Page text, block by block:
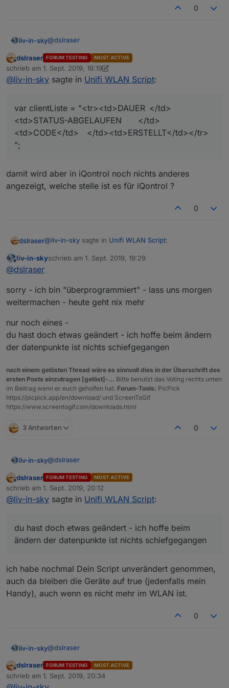
0
liv-in-sky@dslraser
zu ändern - habe es auch übenrommen - zeile
ungefähr 312- in der getVoucher() funktion - das hier
einfügen
Offline
dslraser FORUM TESTING MOST ACTIVE
schrieb am 1. Sept. 2019, 19:19
zuletzt editiert von dslraser9. Jan. 2019, 21:20
@liv-in-sky sagte in Unifi WLAN Script:
var clientListe = "<tr><td>DAUER </td>
<td>STATUS-ABGELAUFEN </td>
<td>CODE</td> </td><td>ERSTELLT</td></tr>
";
damit wird aber in iQontrol noch nichts anderes
angezeigt, welche stelle ist es für iQontrol ?
0
dslraser@liv-in-sky sagte in Unifi WLAN Script:
<td>CODE</td> </td><td>ERSTELLT</td>
</tr> ";
damit wird aber in iQontrol noch nichts anderes
angezeigt, welche stelle ist es für iQontrol ?
Offline
liv-in-skyschrieb am 1. Sept. 2019, 19:29
zuletzt editiert von
@dslraser
sorry - ich bin "überprogrammiert" - lass uns morgen
weitermachen - heute geht nix mehr
nur noch eines -
du hast doch etwas geändert - ich hoffe beim ändern
der datenpunkte ist nichts schiefgegangen
nach einem gelösten Thread wäre es sinnvoll dies in der Überschrift des
ersten Posts einzutragen [gelöst]-... Bitte benutzt das Voting rechts unten
im Beitrag wenn er euch geholfen hat. Forum-Tools: PicPick
https://picpick.app/en/download/ und ScreenToGif
https://www.screentogif.com/downloads.html
3 Antworten 0
liv-in-sky@dslraser
sorry - ich bin "überprogrammiert" - lass uns morgen
weitermachen - heute geht nix mehr
nur noch eines -
Offline
dslraser FORUM TESTING MOST ACTIVE
schrieb am 1. Sept. 2019, 20:12
zuletzt editiert von
@liv-in-sky sagte in Unifi WLAN Script:
du hast doch etwas geändert - ich hoffe beim
ändern der datenpunkte ist nichts schiefgegangen
ich habe nochmal Dein Script unverändert genommen,
auch da bleiben die Geräte auf true (jedenfalls mein
Handy), auch wenn es nicht mehr im WLAN ist.
0
liv-in-sky@dslraser
sorry - ich bin "überprogrammiert" - lass uns morgen
weitermachen - heute geht nix mehr
Offline
dslraser FORUM TESTING MOST ACTIVE
schrieb am 1. Sept. 2019, 20:34
zuletzt editiert von